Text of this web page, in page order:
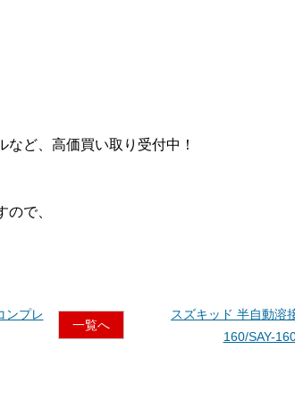
ど、高価買い取り受付中！
で、
ンプレ
一覧へ
スズキッド 半自動溶
160/SAY-